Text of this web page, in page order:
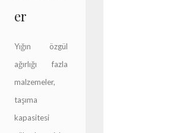
er
Yığın özgül
ağırlığı fazla
malzemeler,
taşıma
kapasitesi